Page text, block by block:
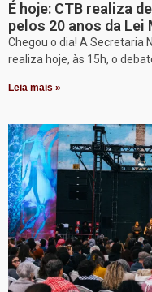
É hoje: CTB realiza
pelos 20 anos da Lei
Chegou o dia! A Secretaria
realiza hoje, às 15h, o
Leia mais »